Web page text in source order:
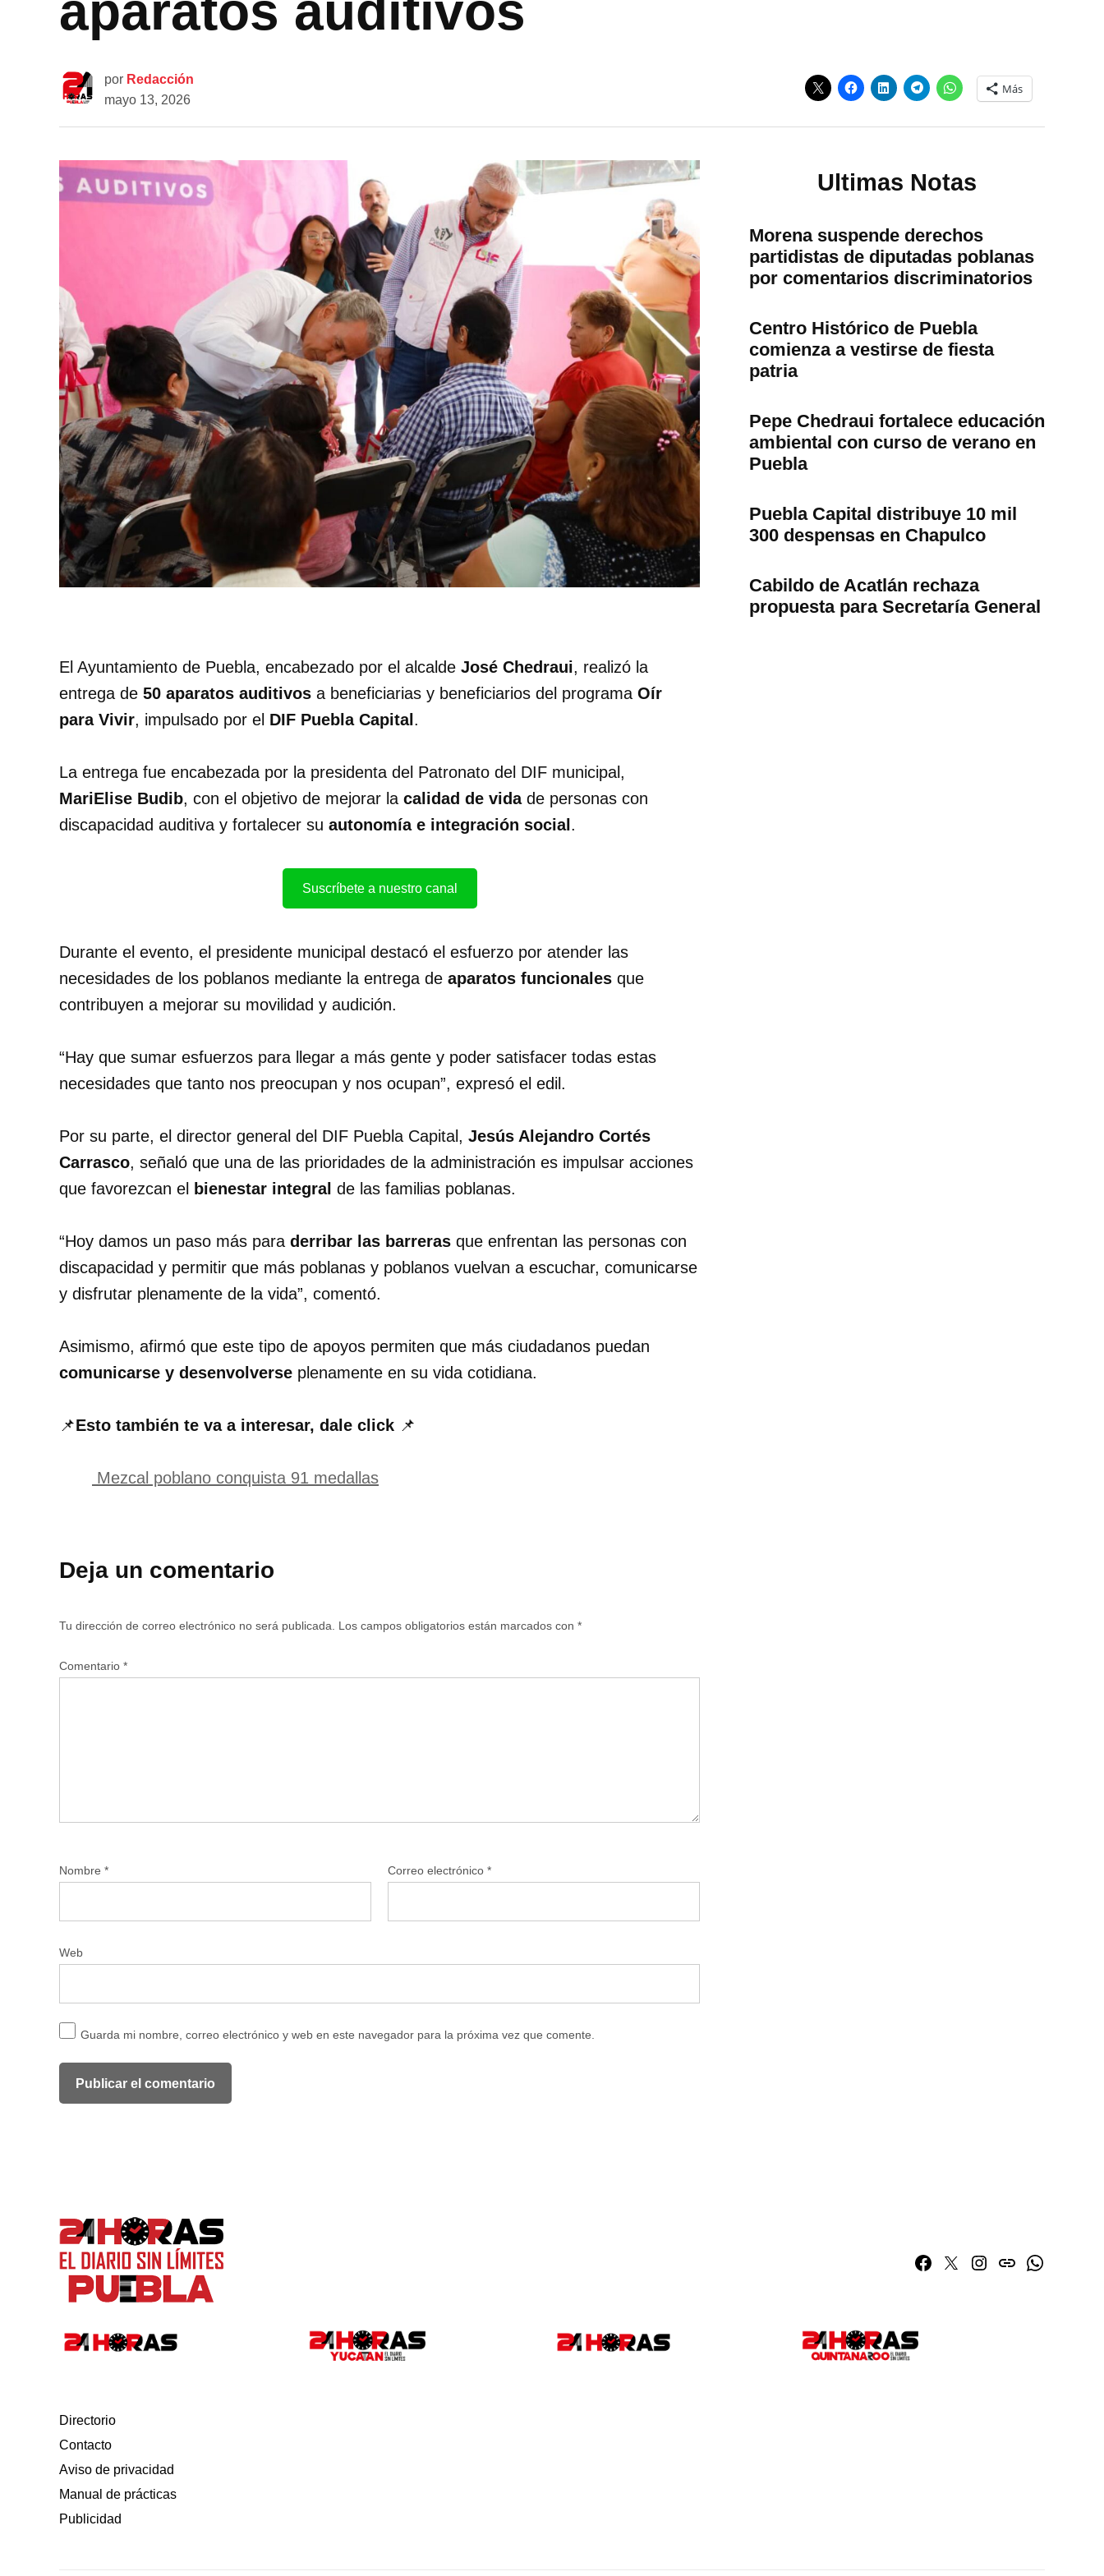
por Redacción
mayo 13, 2026
Más
El Ayuntamiento de Puebla, encabezado por el alcalde José Chedraui, realizó la
entrega de 50 aparatos auditivos a beneficiarias y beneficiarios del programa Oír
para Vivir, impulsado por el DIF Puebla Capital .
La entrega fue encabezada por la presidenta del Patronato del DIF municipal,
MariElise Budib, con el objetivo de mejorar la calidad de vidade personas con
discapacidad auditiva y fortalecer su autonomía e integración social .
Suscríbete a nuestro canal
Durante el evento, el presidente municipal destacó el esfuerzo por atender las
necesidades de los poblanos mediante la entrega de aparatos funcionales que
contribuyen a mejorar su movilidad y audición.
“Hay que sumar esfuerzos para llegar a más gente y poder satisfacer todas estas
necesidades que tanto nos preocupan y nos ocupan”, expresó el edil.
Por su parte, el director general del DIF Puebla Capital, Jesús Alejandro Cortés
Carrasco, señaló que una de las prioridades de la administración es impulsar acciones
que favorezcan el
bienestar integral de las familias poblanas.
“Hoy damos un paso más para derribar las barreras que enfrentan las personas con
discapacidad y permitir que más poblanas y poblanos vuelvan a escuchar, comunicarse
y disfrutar plenamente de la vida”, comentó.
Asimismo, afirmó que este tipo de apoyos permiten que más ciudadanos puedan
comunicarse y desenvolverse plenamente en su vida cotidiana.
📌Esto también te va a interesar, dale click 📌
Mezcal poblano conquista 91 medallas
Deja un comentario
Tu dirección de correo electrónico no será publicada. Los campos obligatorios están marcados con *
Comentario *
Nombre * Correo electrónico *
Web
Guarda mi nombre, correo electrónico y web en este navegador para la próxima vez que comente.
Ultimas Notas
Morena suspende derechos
partidistas de diputadas poblanas
por comentarios discriminatorios
Centro Histórico de Puebla
comienza a vestirse de fiesta
patria
Pepe Chedraui fortalece educación
ambiental con curso de verano en
Puebla
Puebla Capital distribuye 10 mil
300 despensas en Chapulco
Cabildo de Acatlán rechaza
propuesta para Secretaría General
Facebook
TwitterInstagram
issuuWhatsapp
Directorio
Contacto
Aviso de privacidad
Manual de prácticas
Publicidad